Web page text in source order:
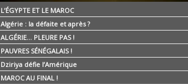
L’ÉGYPTE ET LE MAROC
Algérie : la défaite et après ?
ALGÉRIE… PLEURE PAS !
PAUVRES SÉNÉGALAIS !
Dziriya défie l’Amérique
MAROC AU FINAL !